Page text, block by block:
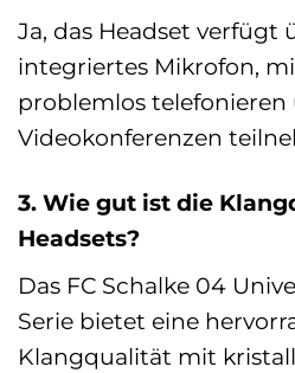
Ja, das Headset verfügt
integriertes Mikrofon,
problemlos telefonieren
Videokonferenzen
3. Wie gut ist die
Headsets?
Das FC Schalke 04
Serie bietet eine
Klangqualität mit